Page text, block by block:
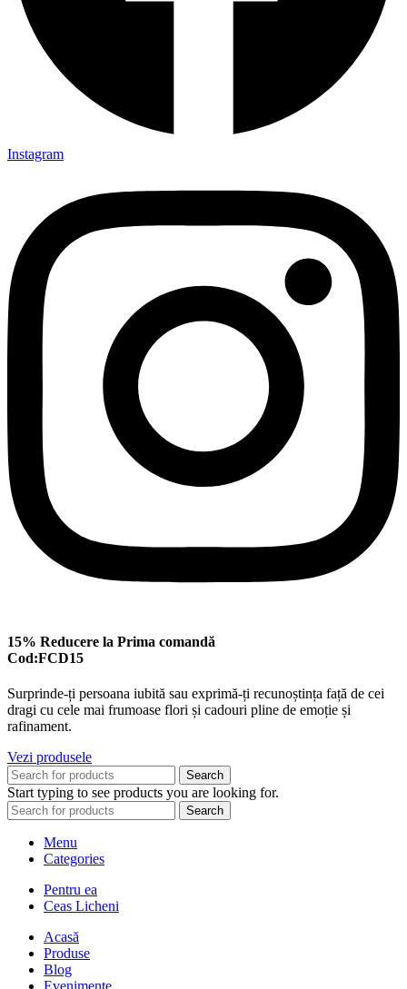
Instagram
15% Reducere la Prima comandă
Cod:FCD15
Surprinde-ți persoana iubită sau exprimă-ți recunoștința față de cei
dragi cu cele mai frumoase flori și cadouri pline de emoție și
rafinament.
Vezi produsele
Search
Start typing to see products you are looking for.
Search
Menu
Categories
Pentru ea
Ceas Licheni
Acasă
Produse
Blog
Evenimente